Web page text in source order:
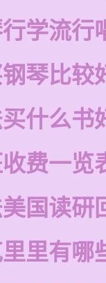
学流行
琴比较
什么书
费一览
国读研
里有哪